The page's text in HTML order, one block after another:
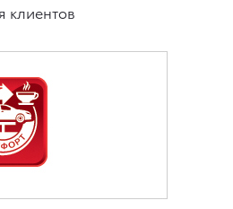
клиентов